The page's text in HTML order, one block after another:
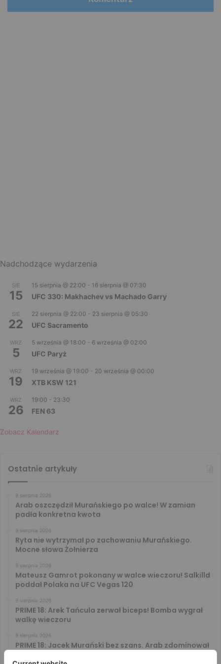
Nadchodzące wydarzenia
SIE
15
15 sierpnia @ 22:00 - 16 sierpnia @ 07:30
UFC 330: Makhachev vs Machado Garry
SIE
22
22 sierpnia @ 22:00 - 23 sierpnia @ 05:30
UFC Sacramento
WRZ
5
5 września @ 18:00 - 6 września @ 02:00
UFC Paryż
WRZ
19
19 września @ 19:00 - 20 września @ 00:00
XTB KSW 121
WRZ
26
19:00 - 23:30
FEN 63
Zobacz Kalendarz
Ostatnie artykuły
9 sierpnia 2026
Arab oszczędził Murańskiego po walce! W zamian
padła konkretna kwota
9 sierpnia 2026
Ryta nie wytrzymał po zachowaniu Murańskiego.
Mocne słowa Żołnierza
9 sierpnia 2026
Mateusz Gamrot pokonany w walce wieczoru! Salkilld
poddał Polaka na UFC Vegas 120
9 sierpnia 2026
PRIME 18: Arek Tańcula zerwał biceps! Bomba wygrał
walkę wieczoru
9 sierpnia 2026
PRIME 18: Jacek Murański bez szans. Arab zdominował